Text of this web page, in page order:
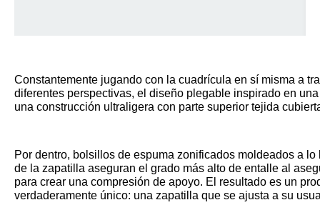
Constantemente jugando con la cuadrícula en sí misma a
diferentes perspectivas, el diseño plegable inspirado en
una construcción ultraligera con parte superior tejida
Por dentro, bolsillos de espuma zonificados moldeados a
de la zapatilla aseguran el grado más alto de entalle al
para crear una compresión de apoyo. El resultado es un
verdaderamente único: una zapatilla que se ajusta a su